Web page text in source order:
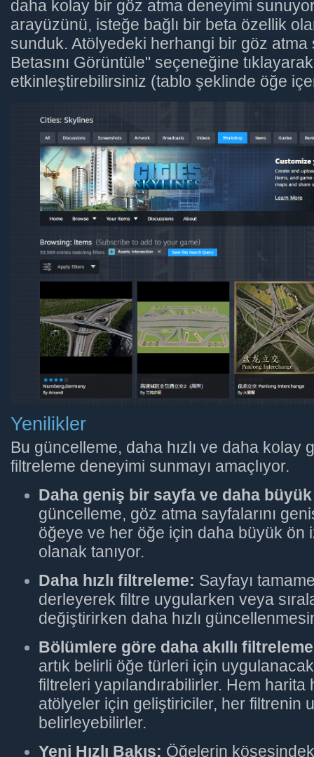
daha kolay bir göz atma deneyimi
arayüzünü, isteğe bağlı bir beta özellik
sunduk. Atölyedeki herhangi bir göz atma
Betasını Görüntüle" seçeneğine tıklayarak
etkinleştirebilirsiniz (tablo şeklinde öğe
Yenilikler
Bu güncelleme, daha hızlı ve daha kolay
filtreleme deneyimi sunmayı amaçlıyor.
Daha geniş bir sayfa ve daha
güncelleme, göz atma sayfalarını
öğeye ve her öğe için daha büyük ön
olanak tanıyor.
Daha hızlı filtreleme: Sayfayı
derleyerek filtre uygularken veya
değiştirirken daha hızlı
Bölümlere göre daha akıllı
artık belirli öğe türleri için
filtreleri yapılandırabilirler. Hem
atölyeler için geliştiriciler, her filtrenin
belirleyebilirler.
Yeni Hızlı Bakış: Öğelerin